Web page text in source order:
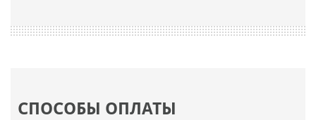
СПОСОБЫ ОПЛАТЫ